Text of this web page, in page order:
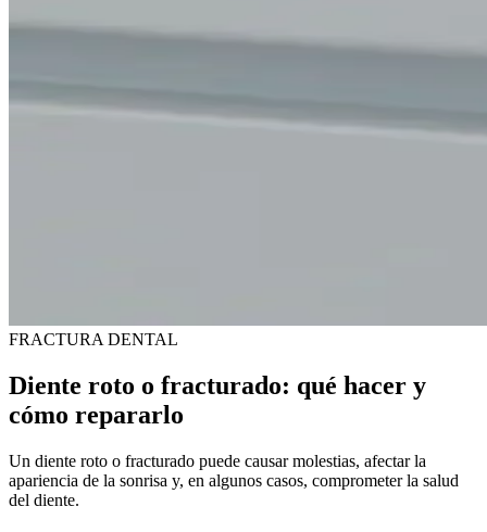
FRACTURA DENTAL
Diente roto o fracturado: qué hacer y
cómo repararlo
Un diente roto o fracturado puede causar molestias, afectar la
apariencia de la sonrisa y, en algunos casos, comprometer la salud
del diente.